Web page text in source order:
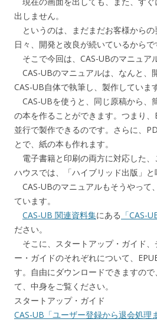
出しません。
というのは、まだまだお客様からの
日々、開発と改良が続いているからで
そこで今回は、CAS-UBのマニュア
CAS-UBのマニュアルは、なんと、
CAS-UB自体で執筆し、製作しています
CAS-UBを使うと、同じ原稿から、
の本を作ることができます。つまり
並行で製作できるのです。さらに、
とで、紙の本も作れます。
電子書籍と印刷の両方に対応した
ハウスでは、「ハイブリッド出版」と
CAS-UBのマニュアルもそうやって
ています。
CAS-UB 関連資料集にある 「CAS-
ださい。
そこに、スタートアップ・ガイド
ー・ガイドのそれぞれについて、
す。自由にダウンロードできますの
て、中身をご覧ください。
スタートアップ・ガイド
CAS-UB「ユーザー登録から退会処理